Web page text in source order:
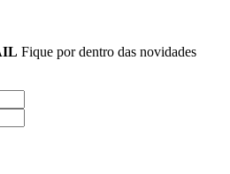
Fique por dentro das novidades